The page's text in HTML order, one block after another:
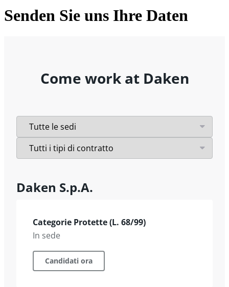
Senden Sie uns Ihre Daten